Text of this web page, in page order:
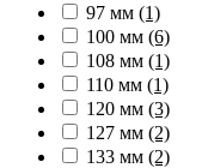
97 мм (1)
100 мм (6)
108 мм (1)
110 мм (1)
120 мм (3)
127 мм (2)
133 мм (2)